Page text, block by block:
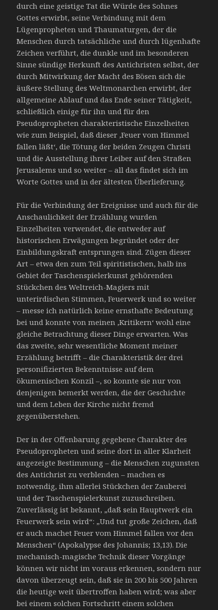
durch eine geistige Tat die Würde des Sohnes
Gottes erwirbt, seine Verbindung mit dem
Lügenpropheten und Thaumaturgen, der die
Menschen durch tatsächliche und durch lügenhafte
Zeichen verführt, die dunkle und im besonderen
Sinne sündige Herkunft des Antichristen selbst, der
durch Mitwirkung der Macht des Bösen sich die
äußere Stellung des Weltmonarchen erwirbt, der
allgemeine Ablauf und das Ende seiner Tätigkeit,
schließlich einige für ihn und für den
Pseudopropheten charakteristische Einzelheiten
wie zum Beispiel, daß dieser ‚Feuer vom Himmel
fallen läßt‘, die Tötung der beiden Zeugen Christi
und die Ausstellung ihrer Leiber auf den Straßen
Jerusalems und so weiter – all das findet sich im
Worte Gottes und in der ältesten Überlieferung.
Für die Verbindung der Ereignisse und auch für die
Anschaulichkeit der Erzählung wurden
Einzelheiten verwendet, die entweder auf
historischen Erwägungen begründet oder der
Einbildungskraft entsprungen sind. Zügen dieser
Art – etwa den zum Teil spiritistischen, halb ins
Gebiet der Taschenspielerkunst gehörenden
Stückchen des Weltreich-Magiers mit
unterirdischen Stimmen, Feuerwerk und so weiter
– messe ich natürlich keine ernsthafte Bedeutung
bei und konnte von meinen ‚Kritikern‘ wohl eine
gleiche Betrachtung dieser Dinge erwarten. Was
das zweite, sehr wesentliche Moment meiner
Erzählung betrifft – die Charakteristik der drei
personifizierten Bekenntnisse auf dem
ökumenischen Konzil –, so konnte sie nur von
denjenigen bemerkt werden, die der Geschichte
und dem Leben der Kirche nicht fremd
gegenüberstehen.
Der in der Offenbarung gegebene Charakter des
Pseudopropheten und seine dort in aller Klarheit
angezeigte Bestimmung – die Menschen zugunsten
des Antichrist zu verblenden – machen es
notwendig, ihm allerlei Stückchen der Zauberei
und der Taschenspielerkunst zuzuschreiben.
Zuverlässig ist bekannt, „daß sein Hauptwerk ein
Feuerwerk sein wird“: „Und tut große Zeichen, daß
er auch machet Feuer vom Himmel fallen vor den
Menschen“ (Apokalypse des Johannis; 13,13). Die
mechanisch-magische Technik dieser Vorgänge
können wir nicht im voraus erkennen, sondern nur
davon überzeugt sein, daß sie in 200 bis 500 Jahren
die heutige weit übertroffen haben wird; was aber
bei einem solchen Fortschritt einem solchen